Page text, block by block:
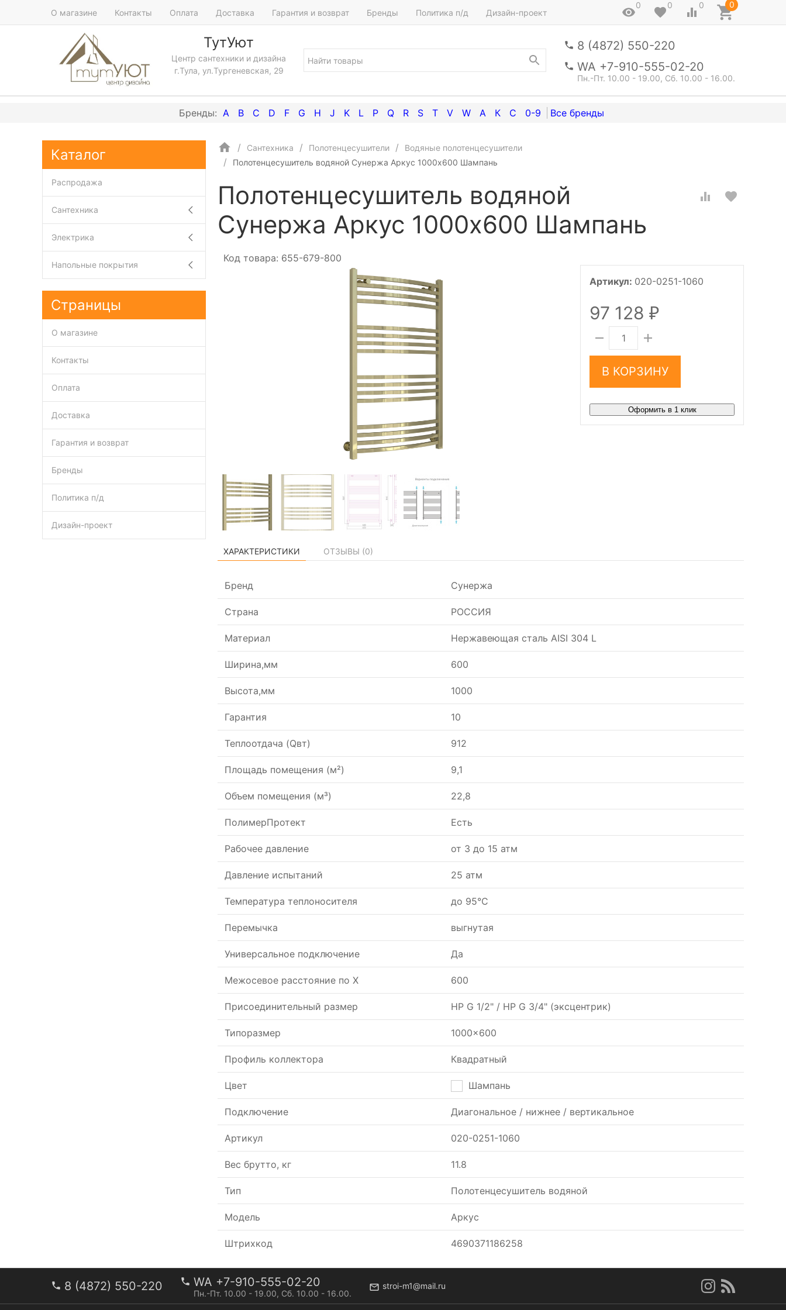
О магазине Контакты Оплата Доставка Гарантия и возврат Бренды Политика п/д Дизайн-проект
0 0 0 0
ТутУют
Центр сантехники и дизайна
г.Тула, ул.Тургеневская, 29
8 (4872) 550-220
WA +7-910-555-02-20
Пн.-Пт. 10.00 - 19.00, Сб. 10.00 - 16.00.
A B C D F G H J K L P Q R S T V W А К С 0-9
Сантехника Полотенцесушители
Водяные полотенцесушители
Полотенцесушитель водяной Сунержа Аркус 1000х600 Шампань
Полотенцесушитель водяной
Сунержа Аркус 1000х600 Шампань
Код товара: 655-679-800
Артикул: 020-0251-1060
97 128 ₽
В КОРЗИНУ
Оформить в 1 клик
ХАРАКТЕРИСТИКИ ОТЗЫВЫ (0)
Бренд Сунержа
Страна РОССИЯ
Материал Нержавеющая сталь AISI 304 L
Ширина,мм 600
Высота,мм 1000
Гарантия 10
Теплоотдача (Qвт) 912
Площадь помещения (м²) 9,1
Объем помещения (м³) 22,8
ПолимерПротект Есть
Рабочее давление от 3 до 15 атм
Давление испытаний 25 атм
Температура теплоносителя до 95°С
Перемычка выгнутая
Универсальное подключение Да
Межосевое расстояние по X 600
Присоединительный размер НР G 1/2" / НР G 3/4" (эксцентрик)
Типоразмер 1000x600
Профиль коллектора Квадратный
Цвет Шампань
Подключение Диагональное / нижнее / вертикальное
Артикул 020-0251-1060
Вес брутто, кг 11.8
Тип Полотенцесушитель водяной
Модель Аркус
Штрихкод 4690371186258
Каталог
Распродажа
Сантехника
Электрика
Напольные покрытия
Страницы
О магазине
Контакты
Оплата
Доставка
Гарантия и возврат
Бренды
Политика п/д
Дизайн-проект
8 (4872) 550-220 WA +7-910-555-02-20
Пн.-Пт. 10.00 - 19.00, Сб. 10.00 - 16.00.
stroi-m1@mail.ru